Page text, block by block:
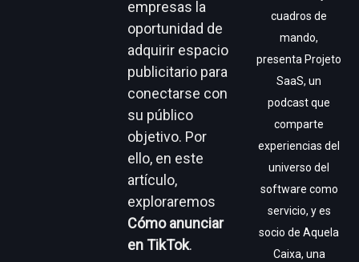
empresas la
oportunidad de
adquirir espacio
publicitario para
conectarse con
su público
objetivo. Por
ello, en este
artículo,
exploraremos
Cómo anunciar
en TikTok.
cuadros de
mando,
presenta Projeto
SaaS, un
podcast que
comparte
experiencias del
universo del
software como
servicio, y es
socio de Aquela
Caixa, una